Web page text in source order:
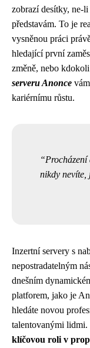
zobrazí desítky, ne-
představám. To je
vysněnou práci
hledající první
změně, nebo
serveru Anonce
kariérnímu růstu.
nikdy nevíte,
Inzertní servery s
nepostradatelným
dnešním
platforem, jako je
hledáte novou
talentovanými lidmi.
klíčovou roli v